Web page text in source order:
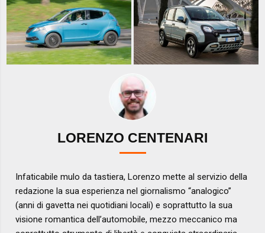
LORENZO CENTENARI
Infaticabile mulo da tastiera, Lorenzo mette al servizio della
redazione la sua esperienza nel giornalismo “analogico”
(anni di gavetta nei quotidiani locali) e soprattutto la sua
visione romantica dell’automobile, mezzo meccanico ma